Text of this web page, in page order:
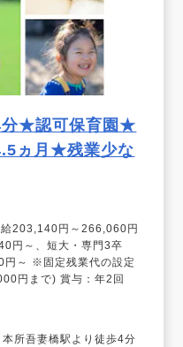
分★認可保育園★
ヵ月★残業少な
203,140円～266,060円
円～、短大・専門3卒
～ ※固定残業代の設定
円まで) 賞与：年2回
所吾妻橋駅より徒歩4分